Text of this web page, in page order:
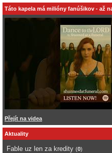
Táto kapela má milióny fanúšikov - až
Přejít na videa
Aktuality
Fable uz len za kredity (0)